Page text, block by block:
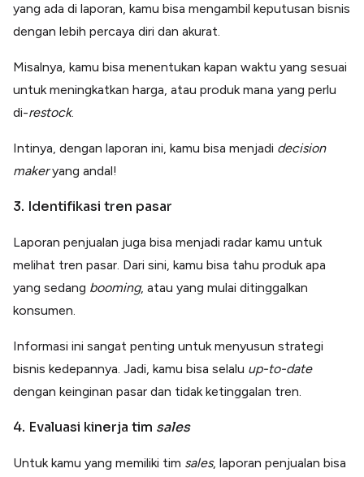
yang ada di laporan, kamu bisa mengambil keputusan bisnis
dengan lebih percaya diri dan akurat.
Misalnya, kamu bisa menentukan kapan waktu yang sesuai
untuk meningkatkan harga, atau produk mana yang perlu
di-restock.
Intinya, dengan laporan ini, kamu bisa menjadi decision
makeryang andal!
3. Identifikasi tren pasar
Laporan penjualan juga bisa menjadi radar kamu untuk
melihat tren pasar. Dari sini, kamu bisa tahu produk apa
yang sedang booming, atau yang mulai ditinggalkan
konsumen.
Informasi ini sangat penting untuk menyusun strategi
bisnis kedepannya. Jadi, kamu bisa selalu up-to-date
dengan keinginan pasar dan tidak ketinggalan tren.
4. Evaluasi kinerja tim sales
Untuk kamu yang memiliki tim sales, laporan penjualan bisa